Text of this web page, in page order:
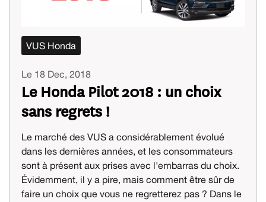
VUS Honda
Le 18 Dec, 2018
Le Honda Pilot 2018 : un choix
sans regrets !
Le marché des VUS a considérablement évolué
dans les dernières années, et les consommateurs
sont à présent aux prises avec l'embarras du choix.
Évidemment, il y a pire, mais comment être sûr de
faire un choix que vous ne regretterez pas ? Dans le